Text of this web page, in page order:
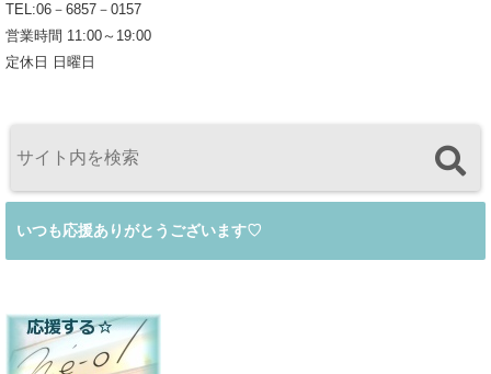
TEL:06－6857－0157
営業時間 11:00～19:00
定休日 日曜日
いつも応援ありがとうございます♡